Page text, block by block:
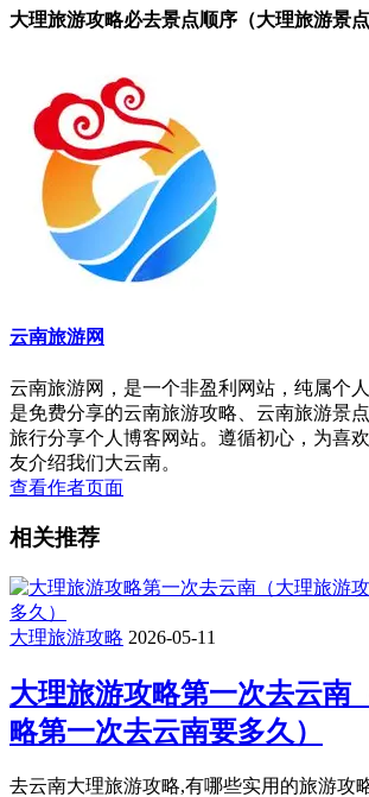
大理旅游攻略必去景点顺序（大理旅游景点
云南旅游网
云南旅游网，是一个非盈利网站，纯属个
是免费分享的云南旅游攻略、云南旅游景
旅行分享个人博客网站。遵循初心，为喜
友介绍我们大云南。
查看作者页面
相关推荐
大理旅游攻略 2026-05-11
大理旅游攻略第一次去云南
略第一次去云南要多久）
去云南大理旅游攻略,有哪些实用的旅游攻